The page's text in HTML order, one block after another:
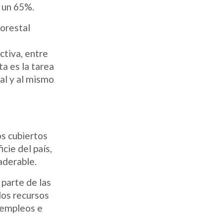
65%.
entre
es la tarea
y al mismo
cubiertos
del país,
de las
recursos
e